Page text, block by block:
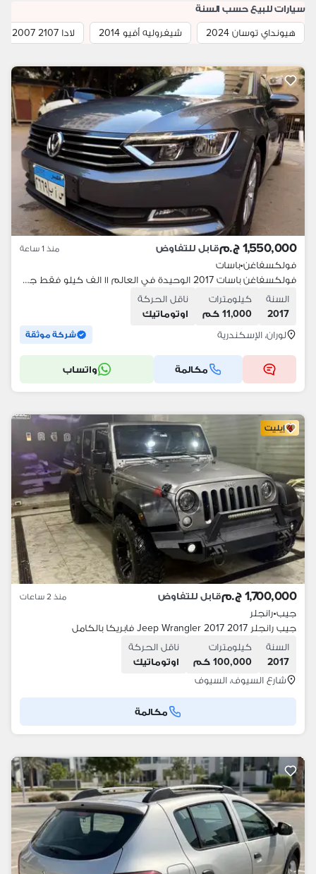
سيارات للبيع حسب السنة
هيونداي توسان 2024
شيفروليه أفيو 2014 لادا 2107 2007
1,550,000 ج.م قابل للتفاوض منذ 1 ساعة
فولكسفاغن•باسات
فولكسفاغن باسات 2017 الوحيدة في العالم ١١ الف كيلو فقط جديدة زيرووووو.
السنة
2017
كيلومترات
11,000 كم
ناقل الحركة
اوتوماتيك
لوران، الإسكندرية
شركة موثقة
مكالمة واتساب
إيليت
1,700,000 ج.م قابل للتفاوض منذ 2 ساعات
جيب•رانجلر
جيب رانجلر 2017 Jeep Wrangler 2017 فابريكا بالكامل
السنة
2017
كيلومترات
100,000 كم
ناقل الحركة
اوتوماتيك
شارع السيوف، السيوف
مكالمة